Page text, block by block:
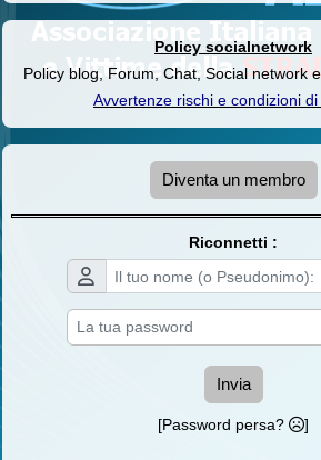
Policy socialnetwork
Policy blog, Forum, Chat, Social network
Avvertenze rischi e condizioni
Diventa un membro
Riconnetti :
Invia
[Password persa? ]